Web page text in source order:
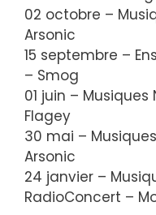
02 octobre –
Arsonic
15 septembre –
– Smog
01 juin – Musiques
Flagey
30 mai –
Arsonic
24 janvier –
RadioConcert –